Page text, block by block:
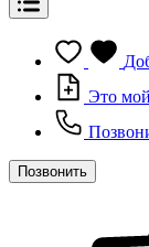
Это
Позвонить